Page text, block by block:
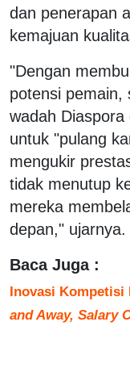
dan penerapan
kemajuan
"Dengan
potensi pemain,
wadah
untuk "pulang
mengukir
tidak menutup
mereka
depan," ujarnya.
Baca Juga :
Inovasi Kompetisi
and Away, Salary